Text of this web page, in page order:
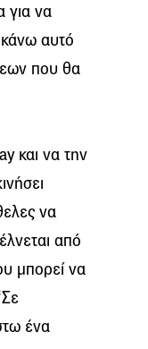
για να
αυτό
που θα
και να την
να
από
μπορεί να
ένα